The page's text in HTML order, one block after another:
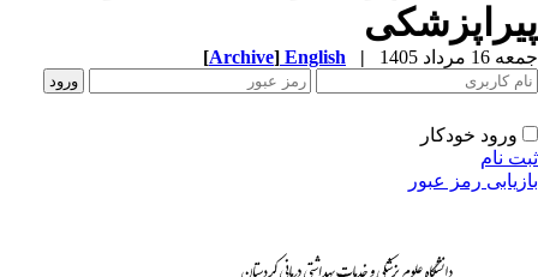
مرداد 1405 |
English
[Archive]
ورود خودکار
نام
رمز عبور